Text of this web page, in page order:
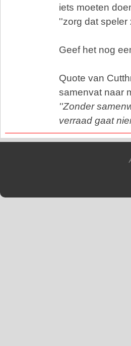
iets moeten
''zorg dat speler
Geef het nog
Quote van
samenvat naar
''Zonder
verraad gaat